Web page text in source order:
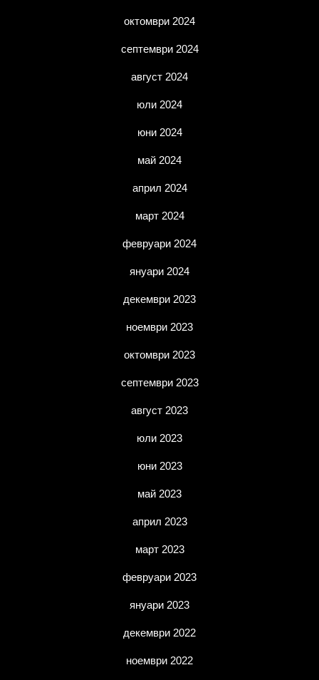
октомври 2024
септември 2024
август 2024
юли 2024
юни 2024
май 2024
април 2024
март 2024
февруари 2024
януари 2024
декември 2023
ноември 2023
октомври 2023
септември 2023
август 2023
юли 2023
юни 2023
май 2023
април 2023
март 2023
февруари 2023
януари 2023
декември 2022
ноември 2022